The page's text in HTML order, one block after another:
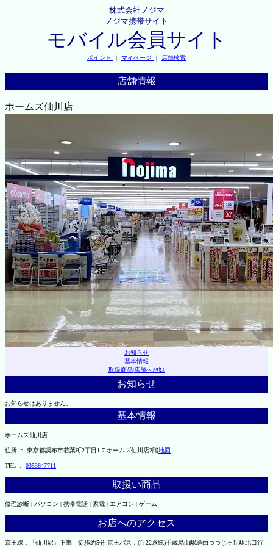
株式会社ノジマ
ノジマ携帯サイト
モバイル会員サイト
ポイント ｜ マイページ ｜ 店舗検索
店舗情報
ホームズ仙川店
お知らせ
基本情報
取扱商品|店舗へｱｸｾｽ
お知らせ
お知らせはありません。
基本情報
ホームズ仙川店
住所 ： 東京都調布市若葉町2丁目1-7 ホームズ仙川店2階地図
TEL ： 0353847711
取扱い商品
修理診断 | パソコン | 携帯電話 | 家電 | エアコン | ゲーム
お店へのアクセス
京王線：「仙川駅」下車 徒歩約5分 京王バス：(丘22系統)千歳烏山駅経由つつじヶ丘駅北口行